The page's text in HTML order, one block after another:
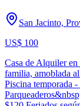
San Jacinto,
US$ 100
Casa de Alquiler en
familia, amoblada
Piscina temporada